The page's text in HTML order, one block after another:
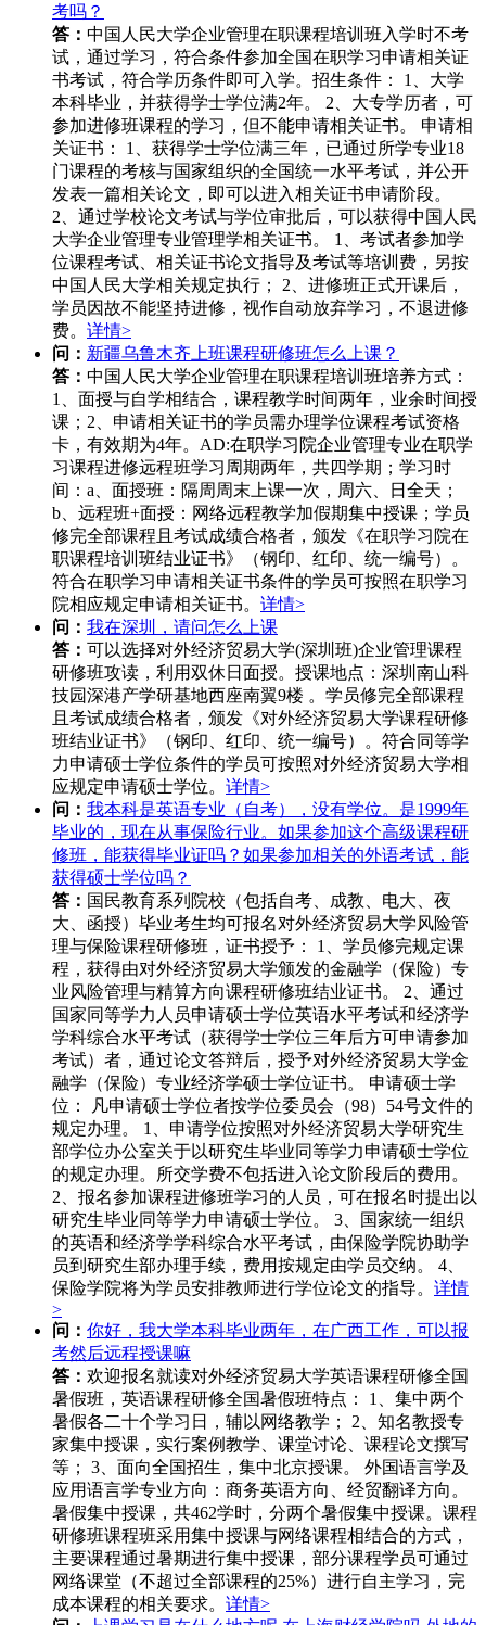
考吗？
答： 中国人民大学企业管理在职课程培训班入学时不考
试，通过学习，符合条件参加全国在职学习申请相关证
书考试，符合学历条件即可入学。招生条件： 1、大学
本科毕业，并获得学士学位满2年。 2、大专学历者，可
参加进修班课程的学习，但不能申请相关证书。 申请相
关证书： 1、获得学士学位满三年，已通过所学专业18
门课程的考核与国家组织的全国统一水平考试，并公开
发表一篇相关论文，即可以进入相关证书申请阶段。
2、通过学校论文考试与学位审批后，可以获得中国人民
大学企业管理专业管理学相关证书。 1、考试者参加学
位课程考试、相关证书论文指导及考试等培训费，另按
中国人民大学相关规定执行； 2、进修班正式开课后，
学员因故不能坚持进修，视作自动放弃学习，不退进修
费。 详情>
问： 新疆乌鲁木齐上班课程研修班怎么上课？
答： 中国人民大学企业管理在职课程培训班培养方式：
1、面授与自学相结合，课程教学时间两年，业余时间授
课；2、申请相关证书的学员需办理学位课程考试资格
卡，有效期为4年。AD:在职学习院企业管理专业在职学
习课程进修远程班学习周期两年，共四学期；学习时
间：a、面授班：隔周周末上课一次，周六、日全天；
b、远程班+面授：网络远程教学加假期集中授课；学员
修完全部课程且考试成绩合格者，颁发《在职学习院在
职课程培训班结业证书》（钢印、红印、统一编号）。
符合在职学习申请相关证书条件的学员可按照在职学习
院相应规定申请相关证书。 详情>
问： 我在深圳，请问怎么上课
答： 可以选择对外经济贸易大学(深圳班)企业管理课程
研修班攻读，利用双休日面授。授课地点：深圳南山科
技园深港产学研基地西座南翼9楼 。学员修完全部课程
且考试成绩合格者，颁发《对外经济贸易大学课程研修
班结业证书》（钢印、红印、统一编号）。符合同等学
力申请硕士学位条件的学员可按照对外经济贸易大学相
应规定申请硕士学位。 详情>
问： 我本科是英语专业（自考），没有学位。是1999年
毕业的，现在从事保险行业。如果参加这个高级课程研
修班，能获得毕业证吗？如果参加相关的外语考试，能
获得硕士学位吗？
答： 国民教育系列院校（包括自考、成教、电大、夜
大、函授）毕业考生均可报名对外经济贸易大学风险管
理与保险课程研修班，证书授予： 1、学员修完规定课
程，获得由对外经济贸易大学颁发的金融学（保险）专
业风险管理与精算方向课程研修班结业证书。 2、通过
国家同等学力人员申请硕士学位英语水平考试和经济学
学科综合水平考试（获得学士学位三年后方可申请参加
考试）者，通过论文答辩后，授予对外经济贸易大学金
融学（保险）专业经济学硕士学位证书。 申请硕士学
位： 凡申请硕士学位者按学位委员会（98）54号文件的
规定办理。 1、申请学位按照对外经济贸易大学研究生
部学位办公室关于以研究生毕业同等学力申请硕士学位
的规定办理。所交学费不包括进入论文阶段后的费用。
2、报名参加课程进修班学习的人员，可在报名时提出以
研究生毕业同等学力申请硕士学位。 3、国家统一组织
的英语和经济学学科综合水平考试，由保险学院协助学
员到研究生部办理手续，费用按规定由学员交纳。 4、
保险学院将为学员安排教师进行学位论文的指导。 详情
>
问： 你好，我大学本科毕业两年，在广西工作，可以报
考然后远程授课嘛
答： 欢迎报名就读对外经济贸易大学英语课程研修全国
暑假班，英语课程研修全国暑假班特点： 1、集中两个
暑假各二十个学习日，辅以网络教学； 2、知名教授专
家集中授课，实行案例教学、课堂讨论、课程论文撰写
等； 3、面向全国招生，集中北京授课。 外国语言学及
应用语言学专业方向：商务英语方向、经贸翻译方向。
暑假集中授课，共462学时，分两个暑假集中授课。课程
研修班课程班采用集中授课与网络课程相结合的方式，
主要课程通过暑期进行集中授课，部分课程学员可通过
网络课堂（不超过全部课程的25%）进行自主学习，完
成本课程的相关要求。 详情>